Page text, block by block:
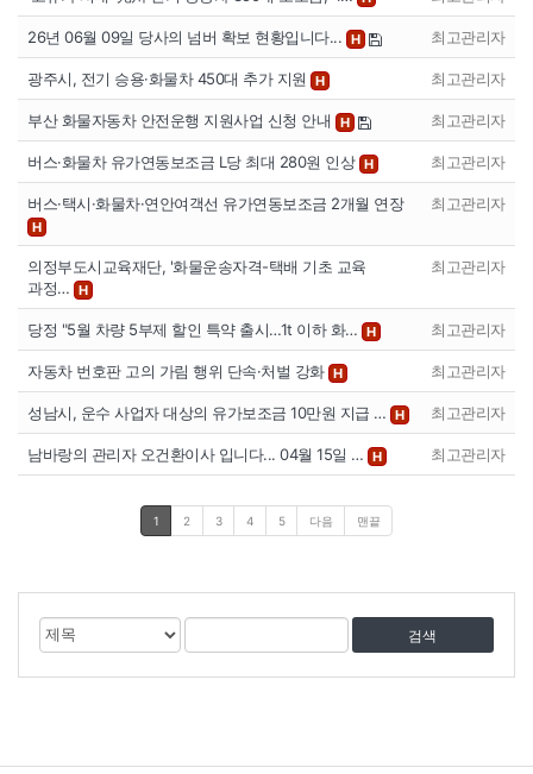
26년 06월 09일 당사의 넘버 확보 현황입니다... H 최고관리자
광주시, 전기 승용·화물차 450대 추가 지원 H 최고관리자
부산 화물자동차 안전운행 지원사업 신청 안내 H 최고관리자
버스·화물차 유가연동보조금 L당 최대 280원 인상 H 최고관리자
버스·택시·화물차·연안여객선 유가연동보조금 2개월 연장
H
최고관리자
의정부도시교육재단, '화물운송자격-택배 기초 교육
과정… H
최고관리자
당정 "5월 차량 5부제 할인 특약 출시…1t 이하 화… H 최고관리자
자동차 번호판 고의 가림 행위 단속·처벌 강화 H 최고관리자
성남시, 운수 사업자 대상의 유가보조금 10만원 지급 … H 최고관리자
남바랑의 관리자 오건환이사 입니다... 04월 15일 … H 최고관리자
1 2 3 4 5 다음 맨끝
게
물
검
색
대
검
어